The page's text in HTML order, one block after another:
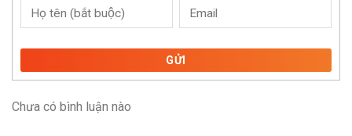
GỬI
Chưa có bình luận nào